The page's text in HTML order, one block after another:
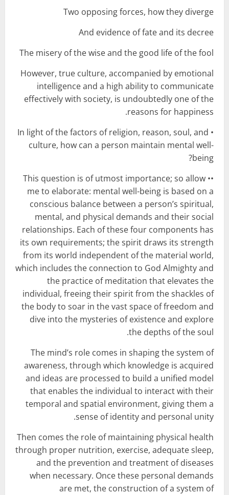
Two opposing forces, how they diverge
And evidence of fate and its decree
The misery of the wise and the good life of the fool
However, true culture, accompanied by emotional
intelligence and a high ability to communicate
effectively with society, is undoubtedly one of the
reasons for happiness.
• In light of the factors of religion, reason, soul, and
culture, how can a person maintain mental well-
being?
•• This question is of utmost importance; so allow
me to elaborate: mental well-being is based on a
conscious balance between a person’s spiritual,
mental, and physical demands and their social
relationships. Each of these four components has
its own requirements; the spirit draws its strength
from its world independent of the material world,
which includes the connection to God Almighty and
the practice of meditation that elevates the
individual, freeing their spirit from the shackles of
the body to soar in the vast space of freedom and
dive into the mysteries of existence and explore
the depths of the soul.
The mind’s role comes in shaping the system of
awareness, through which knowledge is acquired
and ideas are processed to build a unified model
that enables the individual to interact with their
temporal and spatial environment, giving them a
sense of identity and personal unity.
Then comes the role of maintaining physical health
through proper nutrition, exercise, adequate sleep,
and the prevention and treatment of diseases
when necessary. Once these personal demands
are met, the construction of a system of